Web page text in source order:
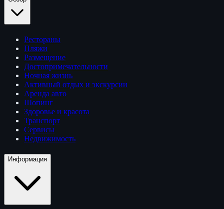
Рестораны
Пляжи
Размещение
Достопримечательности
Ночная жизнь
Активный отдых и экскурсии
Аренда авто
Шопинг
Здоровье и красота
Транспорт
Сервисы
Недвижимость
Информация